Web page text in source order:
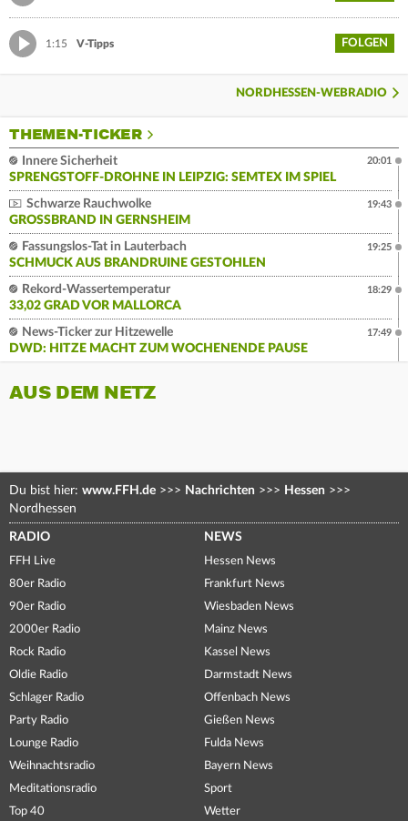
1:15 V-Tipps FOLGEN
NORDHESSEN-WEBRADIO
THEMEN-TICKER
Innere Sicherheit
SPRENGSTOFF-DROHNE IN LEIPZIG: SEMTEX IM SPIEL
20:01
Schwarze Rauchwolke
GROSSBRAND IN GERNSHEIM
19:43
Fassungslos-Tat in Lauterbach
SCHMUCK AUS BRANDRUINE GESTOHLEN
19:25
Rekord-Wassertemperatur
33,02 GRAD VOR MALLORCA
18:29
News-Ticker zur Hitzewelle
DWD: HITZE MACHT ZUM WOCHENENDE PAUSE
17:49
AUS DEM NETZ
Du bist hier: www.FFH.de >>> Nachrichten >>> Hessen >>>
Nordhessen
RADIO
FFH Live
80er Radio
90er Radio
2000er Radio
Rock Radio
Oldie Radio
Schlager Radio
Party Radio
Lounge Radio
Weihnachtsradio
Meditationsradio
Top 40
NEWS
Hessen News
Frankfurt News
Wiesbaden News
Mainz News
Kassel News
Darmstadt News
Offenbach News
Gießen News
Fulda News
Bayern News
Sport
Wetter